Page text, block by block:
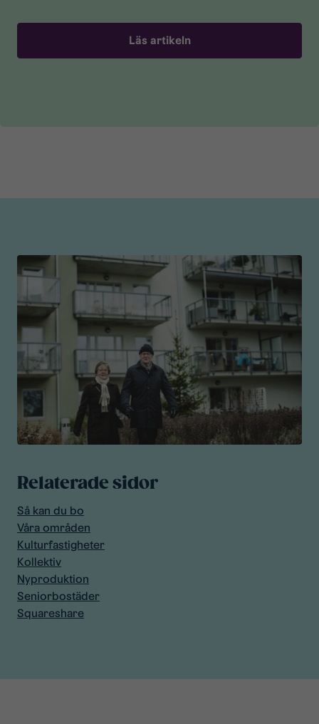
Läs artikeln
Relaterade sidor
Så kan du bo
Våra områden
Kulturfastigheter
Kollektiv
Nyproduktion
Seniorbostäder
Squareshare